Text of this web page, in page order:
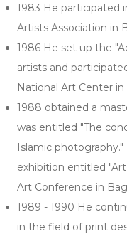
1983 He participated
Artists Association in
1986 He set up the
artists and
National Art Center in
1988 obtained a
was entitled "The
Islamic
exhibition entitled
Art Conference in
1989 - 1990 He
in the field of print